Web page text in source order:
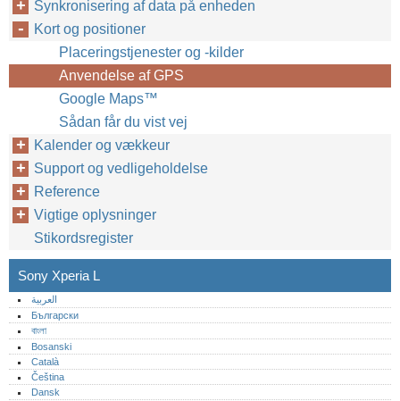
Synkronisering af data på enheden
Kort og positioner
Placeringstjenester og -kilder
Anvendelse af GPS
Google Maps™‎
Sådan får du vist vej
Kalender og vækkeur
Support og vedligeholdelse
Reference
Vigtige oplysninger
Stikordsregister
Sony Xperia L
العربية
Български
বাংলা
Bosanski
Català
Čeština
Dansk